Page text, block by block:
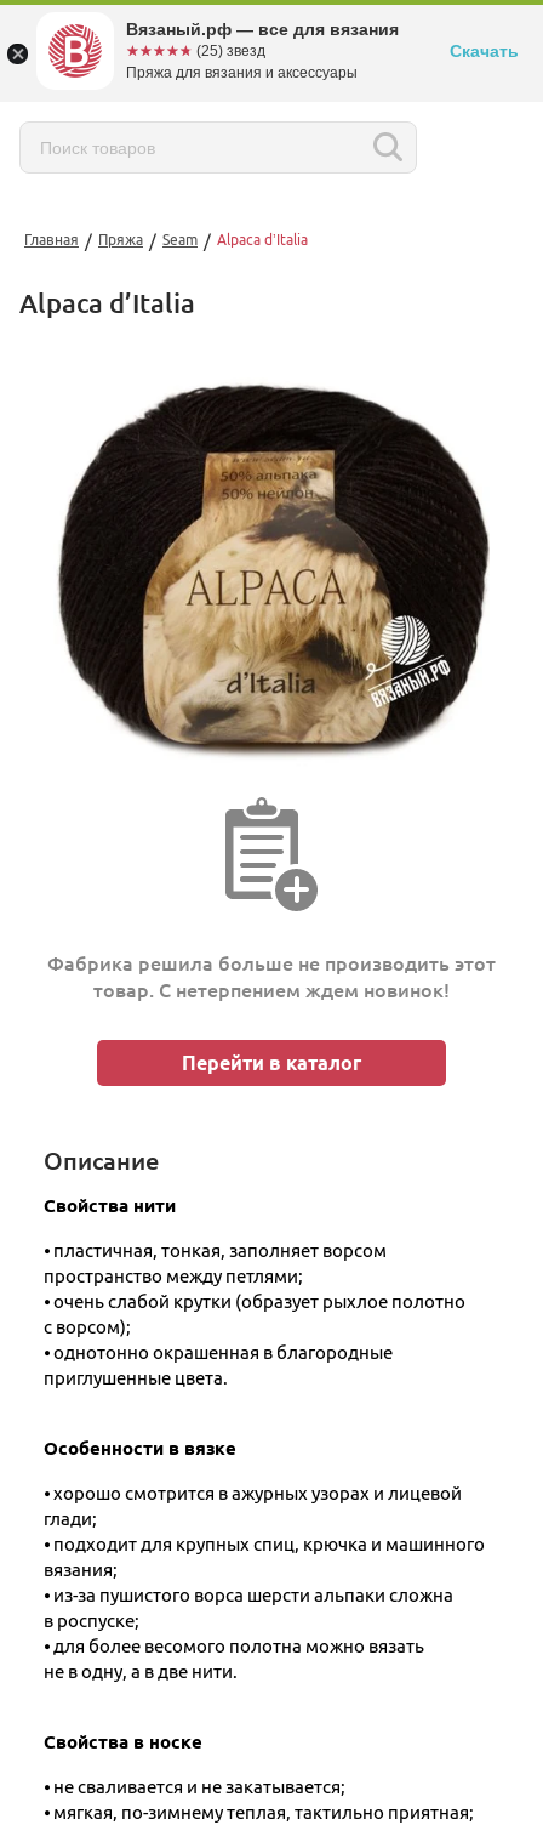
Главная / Пряжа / Seam / Alpaca d’Italia
Alpaca d’Italia
Фабрика решила больше не производить этот
товар. С нетерпением ждем новинок!
Перейти в каталог
Описание
Свойства нити
⦁ пластичная, тонкая, заполняет ворсом
пространство между петлями;
⦁ очень слабой крутки (образует рыхлое полотно
с ворсом);
⦁ однотонно окрашенная в благородные
приглушенные цвета.
Особенности в вязке
⦁ хорошо смотрится в ажурных узорах и лицевой
глади;
⦁ подходит для крупных спиц, крючка и машинного
вязания;
⦁ из-за пушистого ворса шерсти альпаки сложна
в роспуске;
⦁ для более весомого полотна можно вязать
не в одну, а в две нити.
Свойства в носке
⦁ не сваливается и не закатывается;
⦁ мягкая, по-зимнему теплая, тактильно приятная;
Вязаный.рф — все для вязания
☆☆☆☆☆
★★★★★ (25) звезд
Пряжа для вязания и аксессуары
Скачать